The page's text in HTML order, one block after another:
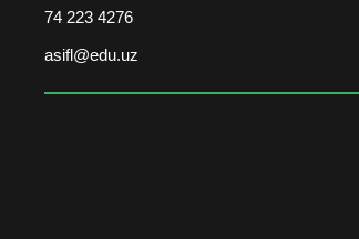
74 223 4276
asifl@edu.uz